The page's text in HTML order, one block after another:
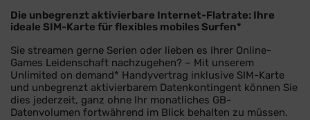
Die unbegrenzt aktivierbare Internet-Flatrate: Ihre
ideale SIM-Karte für flexibles mobiles Surfen*
Sie streamen gerne Serien oder lieben es Ihrer Online-
Games Leidenschaft nachzugehen? – Mit unserem
Unlimited on demand* Handyvertrag inklusive SIM-Karte
und unbegrenzt aktivierbarem Datenkontingent können Sie
dies jederzeit, ganz ohne Ihr monatliches GB-
Datenvolumen fortwährend im Blick behalten zu müssen.